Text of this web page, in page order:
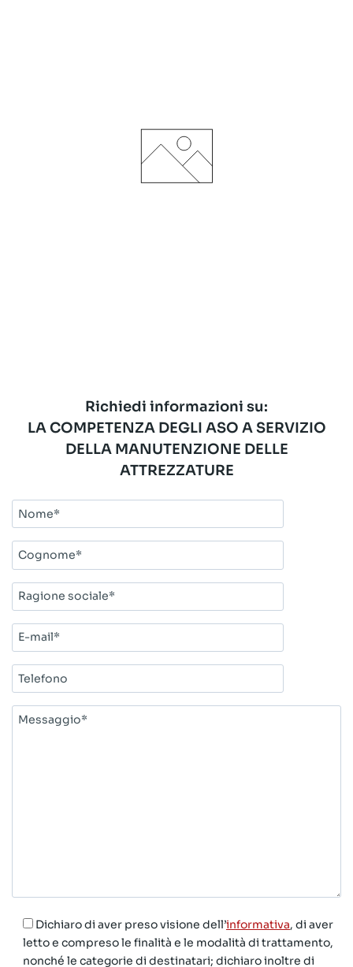
Richiedi informazioni su:
LA COMPETENZA DEGLI ASO A SERVIZIO
DELLA MANUTENZIONE DELLE
ATTREZZATURE
Nome*
Cognome*
Ragione
sociale*
E-
mail*
Telefono
Messaggio*
Dichiaro di aver preso visione dell’informativa, di aver
letto e compreso le finalità e le modalità di trattamento,
nonché le categorie di destinatari; dichiaro inoltre di